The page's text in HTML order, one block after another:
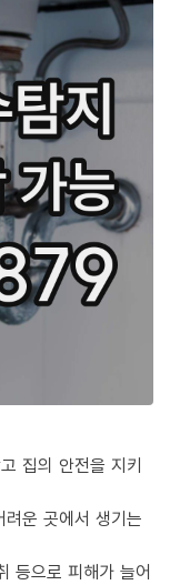
집의 안전을 지키
운 곳에서 생기는
등으로 피해가 늘어